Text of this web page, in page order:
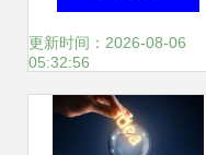
TOYO东洋空调广
东运营中心成立暨
更新时间：2026-08-06
05:32:56